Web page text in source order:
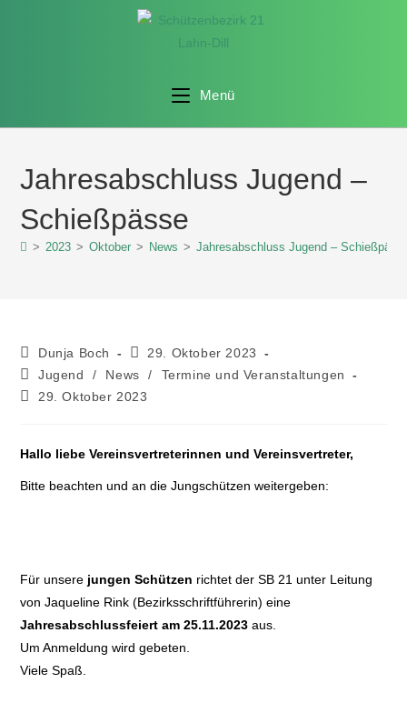
Menü
Jahresabschluss Jugend –
Schießpässe
> 2023 > Oktober > News > Jahresabschluss Jugend –
Dunja Boch
29. Oktober 2023
Jugend
/ News /
Termine und Veranstaltungen
29. Oktober 2023
Hallo liebe Vereinsvertreterinnen und Vereinsvertreter,
Bitte beachten und an die Jungschützen weitergeben:
Für unsere jungen Schützen richtet der SB 21 unter Leitung
von Jaqueline Rink (Bezirksschriftführerin) eine
Jahresabschlussfeiert am 25.11.2023aus.
Um Anmeldung wird gebeten.
Viele Spaß.